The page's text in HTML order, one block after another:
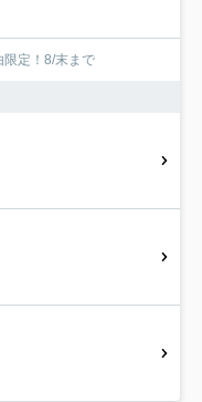
定！8/末まで